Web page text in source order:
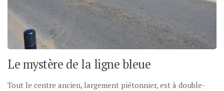
Le mystère de la ligne bleue
Tout le centre ancien, largement piétonnier, est à double-